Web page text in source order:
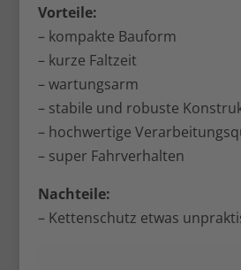
Vorteile:
– kompakte Bauform
– kurze Faltzeit
– wartungsarm
– stabile und robuste
– hochwertige
– super Fahrverhalten
Nachteile:
– Kettenschutz etwas